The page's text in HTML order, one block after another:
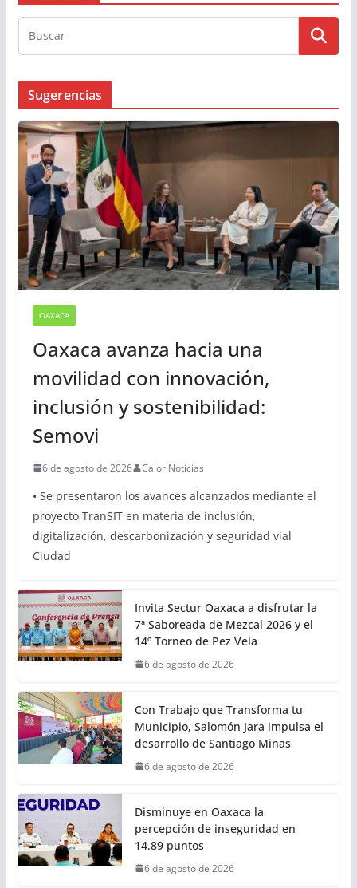
Sugerencias
OAXACA
Oaxaca avanza hacia una
movilidad con innovación,
inclusión y sostenibilidad:
Semovi
6 de agosto de 2026 Calor Noticias
• Se presentaron los avances alcanzados mediante el
proyecto TranSIT en materia de inclusión,
digitalización, descarbonización y seguridad vial
Ciudad
Invita Sectur Oaxaca a disfrutar la
7ª Saboreada de Mezcal 2026 y el
14º Torneo de Pez Vela
6 de agosto de 2026
Con Trabajo que Transforma tu
Municipio, Salomón Jara impulsa el
desarrollo de Santiago Minas
6 de agosto de 2026
Disminuye en Oaxaca la
percepción de inseguridad en
14.89 puntos
6 de agosto de 2026